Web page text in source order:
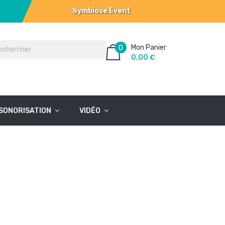
Symbiose Event
Mon Panier
0
0,00 €
VIDÉO